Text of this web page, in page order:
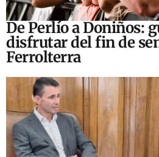
De Perlío a Doniños:
disfrutar del fin de
Ferrolterra